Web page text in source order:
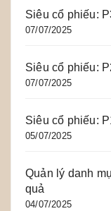
Siêu cổ phiếu:
07/07/2025
Siêu cổ phiếu:
07/07/2025
Siêu cổ phiếu:
05/07/2025
Quản lý danh
quả
04/07/2025